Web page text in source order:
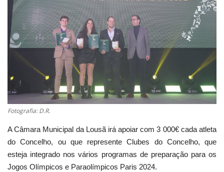
Estatuto Editorial
Saúde
Ficha técnica
Cultura
Ambiente
Fotografia: D.R.
A Câmara Municipal da Lousã irá apoiar com 3 000€ cada atleta
do Concelho, ou que represente Clubes do Concelho, que
esteja integrado nos vários programas de preparação para os
Jogos Olímpicos e Paraolímpicos Paris 2024.